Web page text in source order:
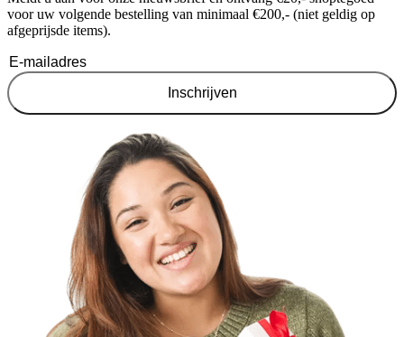
voor uw volgende bestelling van minimaal €200,- (niet geldig op
afgeprijsde items).
Inschrijven